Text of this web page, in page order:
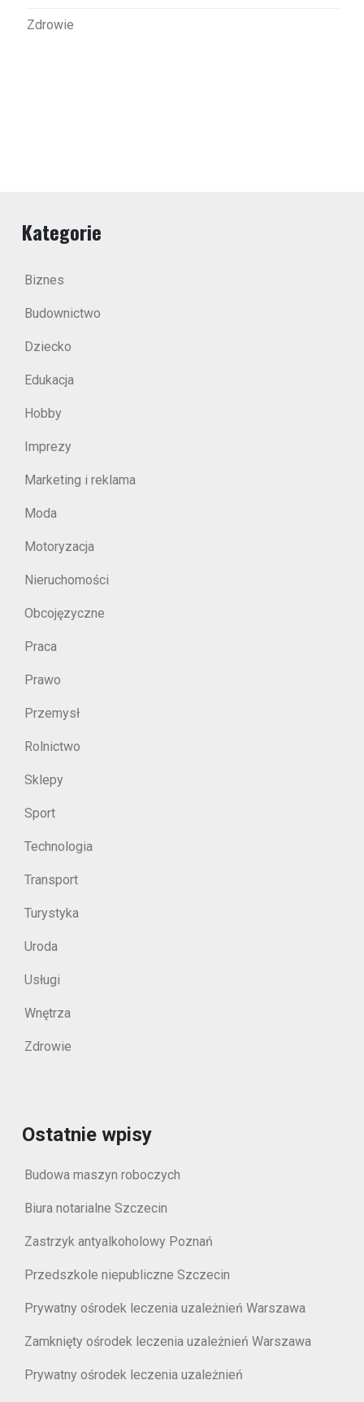
Zdrowie
Kategorie
Biznes
Budownictwo
Dziecko
Edukacja
Hobby
Imprezy
Marketing i reklama
Moda
Motoryzacja
Nieruchomości
Obcojęzyczne
Praca
Prawo
Przemysł
Rolnictwo
Sklepy
Sport
Technologia
Transport
Turystyka
Uroda
Usługi
Wnętrza
Zdrowie
Ostatnie wpisy
Budowa maszyn roboczych
Biura notarialne Szczecin
Zastrzyk antyalkoholowy Poznań
Przedszkole niepubliczne Szczecin
Prywatny ośrodek leczenia uzależnień Warszawa
Zamknięty ośrodek leczenia uzależnień Warszawa
Prywatny ośrodek leczenia uzależnień